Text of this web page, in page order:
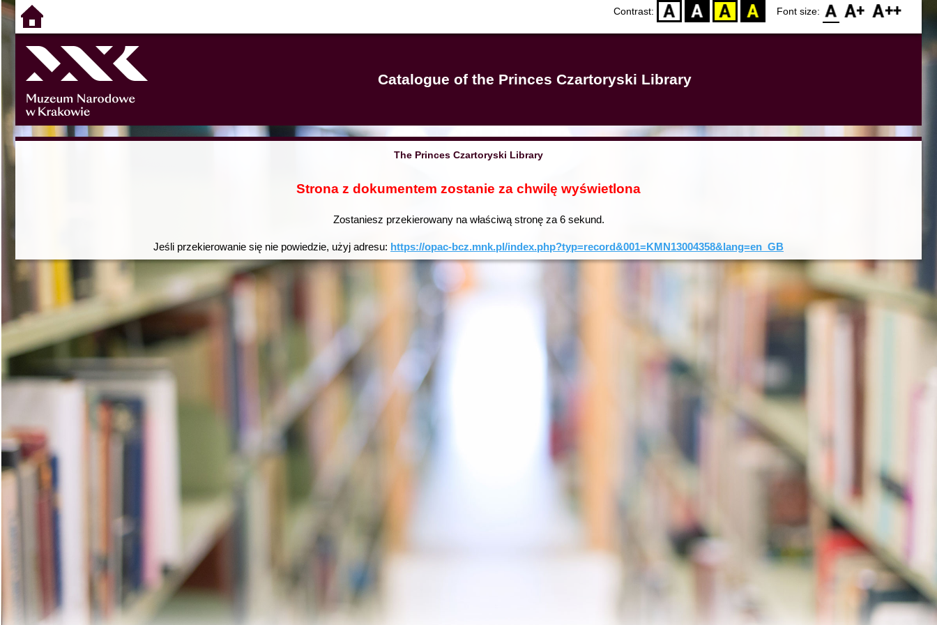
Contrast: D BW YB BY Font size: F0 F1 F2
Catalogue of the Princes Czartoryski Library
The Princes Czartoryski Library
Strona z dokumentem zostanie za chwilę wyświetlona
Zostaniesz przekierowany na właściwą stronę za 6sekund.
Jeśli przekierowanie się nie powiedzie, użyj adresu: https://opac-bcz.mnk.pl/index.php?typ=record&001=KMN13004358&lang=en_GB